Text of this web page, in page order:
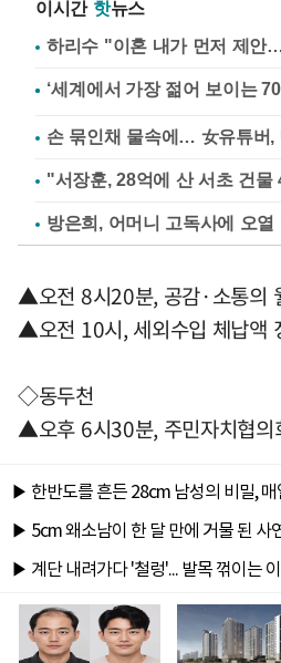
이시간 핫뉴스
하리수 "이혼 내가 먼저 제안
손 묶인채 물속에… 女유튜버,
"서장훈, 28억에 산 서초 건물
방은희, 어머니 고독사에 오
▲오전 8시20분, 공감·소통의
▲오전 10시, 세외수입 체납액
◇동두천
▲오후 6시30분, 주민자치협의